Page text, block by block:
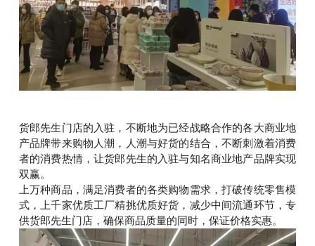
货郎先生门店的入驻，不断地为已经战略合作的各大商业地
产品牌带来购物人潮，人潮与好货的结合，不断刺激着消费
者的消费热情，让货郎先生的入驻与知名商业地产品牌实现
双赢。
上万种商品，满足消费者的各类购物需求，打破传统零售模
式，上千家优质工厂精挑优质好货，减少中间流通环节，专
供货郎先生门店，确保商品质量的同时，保证价格实惠。